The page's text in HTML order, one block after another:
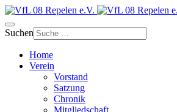
Suchen
Home
Verein
Vorstand
Satzung
Chronik
Mitgliedschaft